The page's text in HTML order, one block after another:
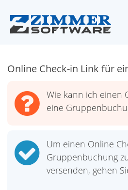
Online Check-in Link für
Wie kann ich einen
eine
Um einen Online
Gruppenbuchung
versenden, gehen